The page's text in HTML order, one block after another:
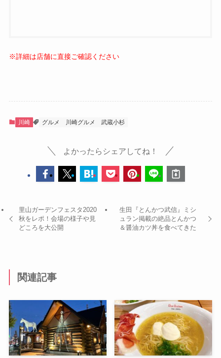
※詳細は店舗に直接ご確認ください
川崎 グルメ 川崎グルメ 武蔵小杉
よかったらシェアしてね！
里山ガーデンフェスタ2020
秋をレポ！会場の様子や見
どころを大公開
生田『とんかつ武信』ミシ
ュラン掲載の絶品とんかつ
＆醤油カツ丼を食べてきた
関連記事